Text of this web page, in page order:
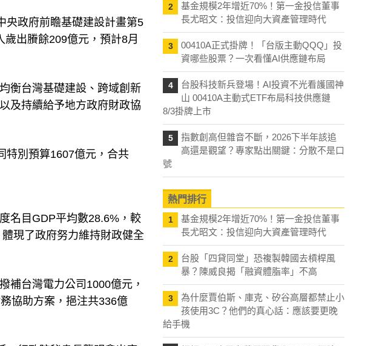
央政府前瞻基礎建設計畫第5
出賸餘209億元，預計8月
衡台灣基礎建設、跨域創新
及持續給予地方政府財政協
特別預算1607億元，合共
名目GDP平均數28.6%，較
現了政府努力維持財政健全
補台灣電力公司1000億元，
協助方案，挹注共336億
2
基金規模2年增近70%！第一金投信董事
長尤昭文：投信迎向大資產管理時代
3
00410A正式掛牌！「台版主動QQQ」投
資哪些股票？一次看懂AI供應鏈布局
4
台股科技新兵登場！AI投資不光看護國神
山 00410A主動式ETF布局科技供應鏈
8/3掛牌上市
5
指數創高但雜音不斷，2026下半年該追
高還是觀望？專家點出關鍵：分散不是口
號
熱門排行
1
基金規模2年增近70%！第一金投信董事
長尤昭文：投信迎向大資產管理時代
2
台股「四貸同堂」恐複製韓國去槓桿風
暴？陳威良揭「融資體脂率」不高
3
為什麼賈伯斯、庫克、矽谷高層都禁止小
孩使用3C？他們的真心話：應該要更晚
給手機